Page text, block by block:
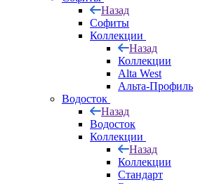
Назад
Софиты
Коллекции
Назад
Коллекции
Alta West
Альта-Профиль
Водосток
Назад
Водосток
Коллекции
Назад
Коллекции
Стандарт